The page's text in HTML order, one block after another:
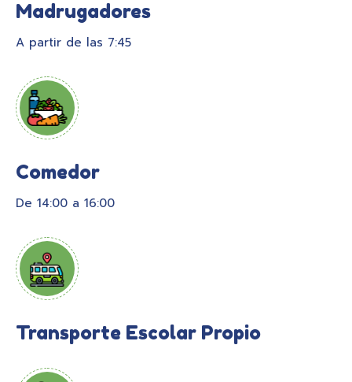
Madrugadores
A partir de las 7:45
Comedor
De 14:00 a 16:00
Transporte Escolar Propio